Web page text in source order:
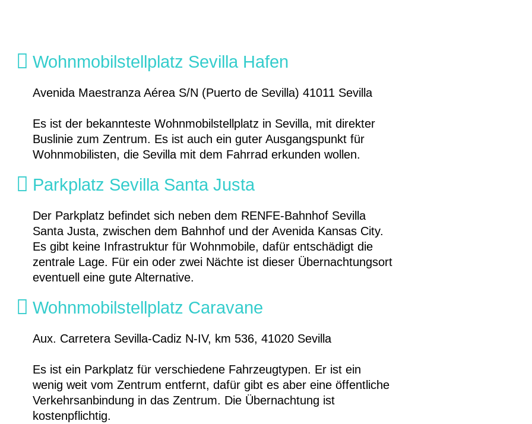
Wohnmobilstellplatz Sevilla Hafen
Avenida Maestranza Aérea S/N (Puerto de Sevilla) 41011 Sevilla
Es ist der bekannteste Wohnmobilstellplatz in Sevilla, mit direkter
Buslinie zum Zentrum. Es ist auch ein guter Ausgangspunkt für
Wohnmobilisten, die Sevilla mit dem Fahrrad erkunden wollen.
Parkplatz Sevilla Santa Justa
Der Parkplatz befindet sich neben dem RENFE-Bahnhof Sevilla
Santa Justa, zwischen dem Bahnhof und der Avenida Kansas City.
Es gibt keine Infrastruktur für Wohnmobile, dafür entschädigt die
zentrale Lage. Für ein oder zwei Nächte ist dieser Übernachtungsort
eventuell eine gute Alternative.
Wohnmobilstellplatz Caravane
Aux. Carretera Sevilla-Cadiz N-IV, km 536, 41020 Sevilla
Es ist ein Parkplatz für verschiedene Fahrzeugtypen. Er ist ein
wenig weit vom Zentrum entfernt, dafür gibt es aber eine öffentliche
Verkehrsanbindung in das Zentrum. Die Übernachtung ist
kostenpflichtig.